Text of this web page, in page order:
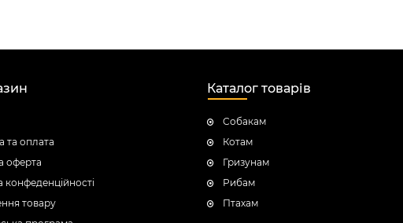
та оплата
оферта
конфеденційності
товару
Каталог товарів
Собакам
Котам
Гризунам
Рибам
Птахам